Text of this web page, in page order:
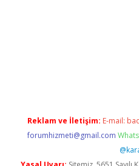
Reklam ve İletişim: E-mail:
forumhizmeti@gmail.com